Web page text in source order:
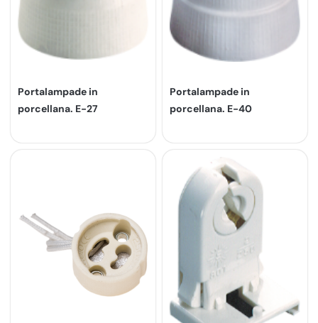
Portalampade in
porcellana. E-27
Portalampade in
porcellana. E-40